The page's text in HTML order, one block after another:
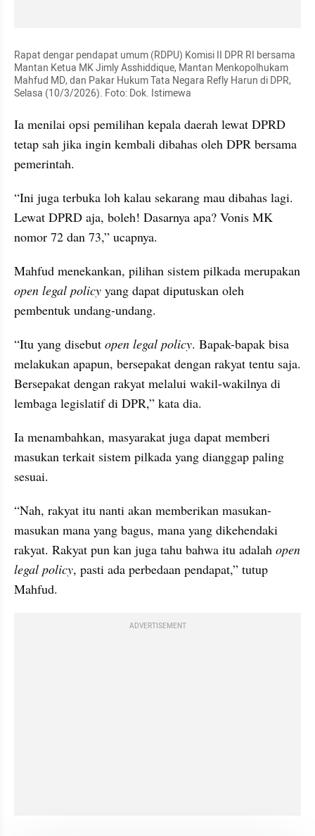
Rapat dengar pendapat umum (RDPU) Komisi II DPR RI bersama
Mantan Ketua MK Jimly Asshiddique, Mantan Menkopolhukam
Mahfud MD, dan Pakar Hukum Tata Negara Refly Harun di DPR,
Selasa (10/3/2026). Foto: Dok. Istimewa
Ia menilai opsi pemilihan kepala daerah lewat DPRD
tetap sah jika ingin kembali dibahas oleh DPR bersama
pemerintah.
“Ini juga terbuka loh kalau sekarang mau dibahas lagi.
Lewat DPRD aja, boleh! Dasarnya apa? Vonis MK
nomor 72 dan 73,” ucapnya.
open legal policy yang dapat diputuskan oleh
pembentuk undang-undang.
“Itu yang disebut open legal policy. Bapak-bapak bisa
melakukan apapun, bersepakat dengan rakyat tentu saja.
Bersepakat dengan rakyat melalui wakil-wakilnya di
lembaga legislatif di DPR,” kata dia.
Ia menambahkan, masyarakat juga dapat memberi
masukan terkait sistem pilkada yang dianggap paling
sesuai.
“Nah, rakyat itu nanti akan memberikan masukan-
masukan mana yang bagus, mana yang dikehendaki
rakyat. Rakyat pun kan juga tahu bahwa itu adalah open
legal policy, pasti ada perbedaan pendapat,” tutup
Mahfud.
ADVERTISEMENT